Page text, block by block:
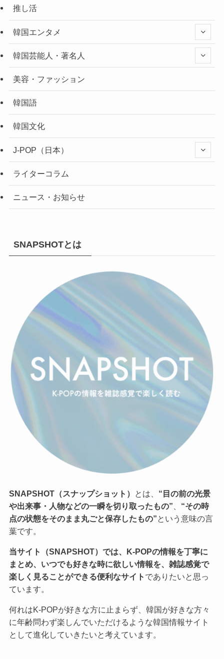
推し活
韓国エンタメ
韓国芸能人・著名人
美容・ファッション
韓国語
韓国文化
J-POP（日本）
ライターコラム
ニュース・お知らせ
SNAPSHOTとは
SNAPSHOT（スナップショット） とは、 “目の前の光景
や出来事・人物などの一瞬を切り取ったもの”
“その時
点の状態をそのまま丸ごと保存したもの” という意味の言
葉です。
当サイト（SNAPSHOT）では、K-POPの情報を丁寧に
まとめ、いつでも好きな時に欲しい情報を、雑誌感覚で
楽しく見ることができる便利なサイト でありたいと思っ
ています。
何れはK-POPが好きな方に止まらず、韓国が好きな方々
に年齢問わず楽しんでいただけるような韓国情報サイト
として進化していきたいと考えています。